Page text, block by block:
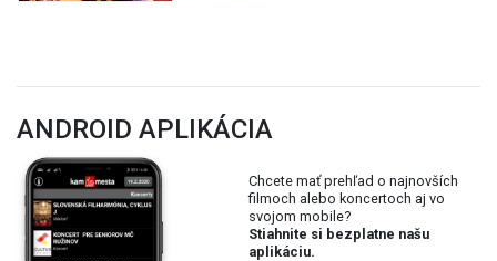
ANDROID APLIKÁCIA
Chcete mať prehľad o najnovších
filmoch alebo koncertoch aj vo
svojom mobile?
Stiahnite si bezplatne našu
aplikáciu.